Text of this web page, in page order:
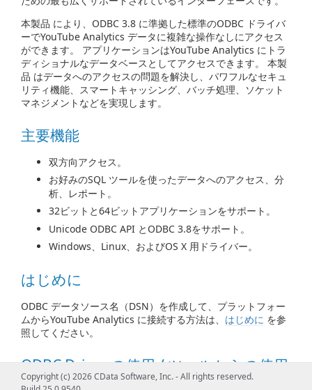
本製品 により、ODBC 3.8 に準拠した標準のODBC ドライバ
ーでYouTube Analytics データに複雑な操作なしにアクセス
ができます。 アプリケーションはYouTube Analytics にトラ
ディショナルなデータベースとしてアクセスできます。 本製
品 はデータへのアクセスの問題を解決し、パワフルなセキュ
リティ機能、スマートキャッシング、バッチ処理、ソケット
マネジメントなどを実現します。
主要機能
双方向アクセス。
お好みのSQL ツールを使ったデータへのアクセス、分
析、レポート。
32ビットと64ビットアプリケーションをサポート。
Unicode ODBC API とODBC 3.8をサポート。
Windows、Linux、およびOS X 用ドライバー。
はじめに
ODBC データソース名（DSN）を作成して、プラットフォー
ムからYouTube Analytics に接続する方法は、 はじめに を参
照してください。
ODBC Driver の使用 / ツールからの使用
Copyright (c) 2026 CData Software, Inc. - All rights reserved.